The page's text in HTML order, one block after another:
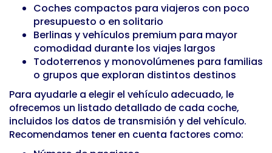
Coches compactos para viajeros con poco
presupuesto o en solitario
Berlinas y vehículos premium para mayor
comodidad durante los viajes largos
Todoterrenos y monovolúmenes para familias
o grupos que exploran distintos destinos
Para ayudarle a elegir el vehículo adecuado, le
ofrecemos un listado detallado de cada coche,
incluidos los datos de transmisión y del vehículo.
Recomendamos tener en cuenta factores como: